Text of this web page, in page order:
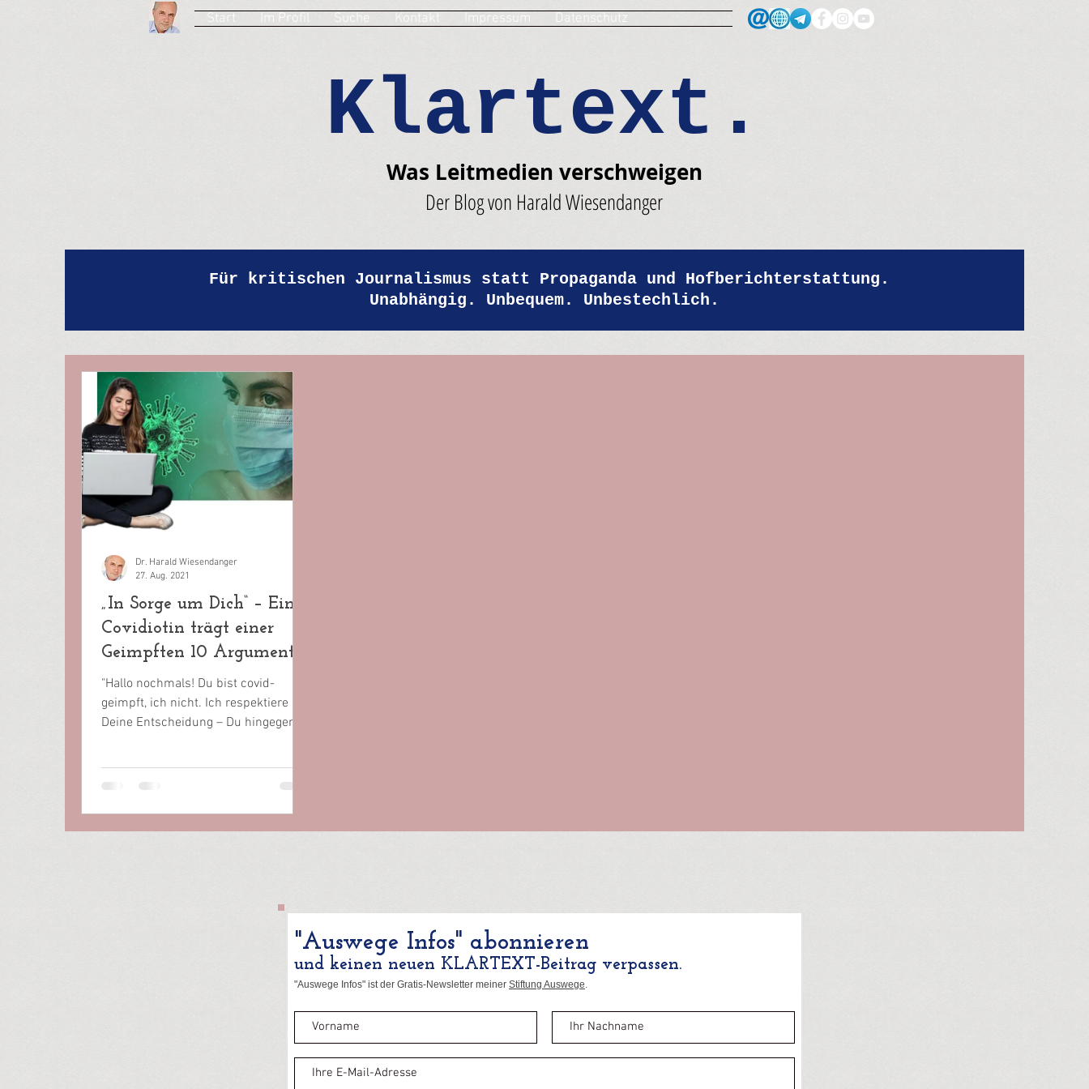
Start Im Profil Suche Kontakt Impressum Datenschutz
Klartext.
Was Leitmedien verschweigen
Der Blog von Harald Wiesendanger
Für kritischen Journalismus statt Propaganda und Hofberichterstattung.
Unabhängig. Unbequem. Unbestechlich.
„In Sorge um Dich“ – Eine
Covidiotin trägt einer
Geimpften 10 Argumente
vor
"Hallo nochmals! Du bist covid-
geimpft, ich nicht. Ich respektiere
Deine Entscheidung – Du hingegen
Dr. Harald Wiesendanger
27. Aug. 2021
"Auswege Infos" abonnieren
und keinen neuen KLARTEXT-Beitrag verpassen.
"Auswege Infos" ist der Gratis-Newsletter meiner Stiftung Auswege